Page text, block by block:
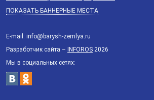
ПОКАЗАТЬ БАННЕРНЫЕ МЕСТА
E-mail: info@barysh-zemlya.ru
Разработчик сайта – INFOROS 2026
Мы в социальных сетях: